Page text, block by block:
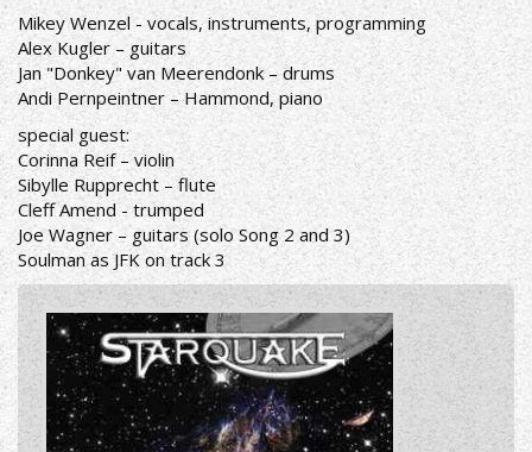
Mikey Wenzel - vocals, instruments, programming
Alex Kugler – guitars
Jan "Donkey" van Meerendonk – drums
Andi Pernpeintner – Hammond, piano
special guest:
Corinna Reif – violin
Sibylle Rupprecht – flute
Cleff Amend - trumped
Joe Wagner – guitars (solo Song 2 and 3)
Soulman as JFK on track 3